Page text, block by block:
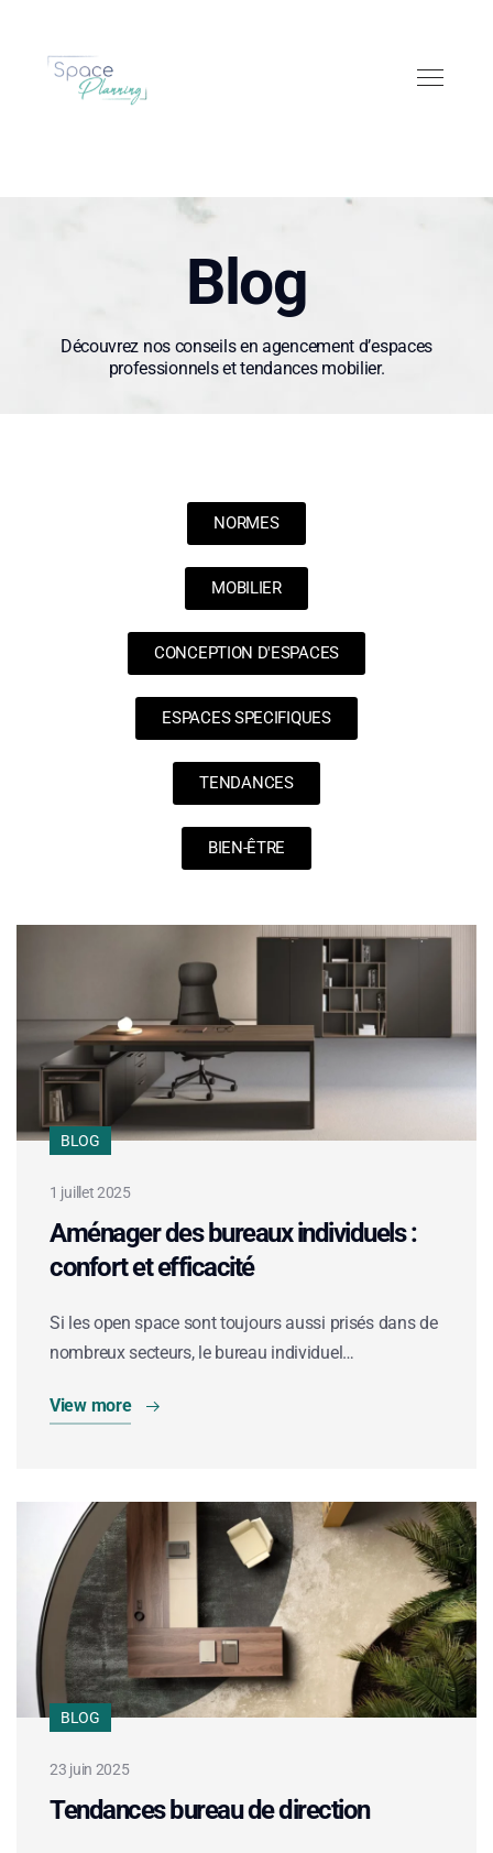
Blog
Découvrez nos conseils en agencement d’espaces
professionnels et tendances mobilier.
NORMES
MOBILIER
CONCEPTION D'ESPACES
ESPACES SPECIFIQUES
TENDANCES
BIEN-ÊTRE
BLOG
1 juillet 2025
Aménager des bureaux individuels :
confort et efficacité
Si les open space sont toujours aussi prisés dans de
nombreux secteurs, le bureau individuel…
View more
BLOG
23 juin 2025
Tendances bureau de direction